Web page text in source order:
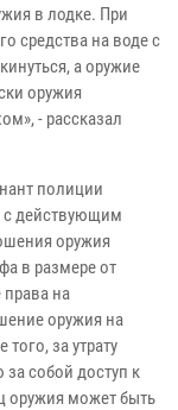
в лодке. При
средства на воде с
а оружие
оружия
- рассказал
полиции
с действующим
оружия
в размере от
права на
оружия на
за утрату
собой доступ к
оружия может быть